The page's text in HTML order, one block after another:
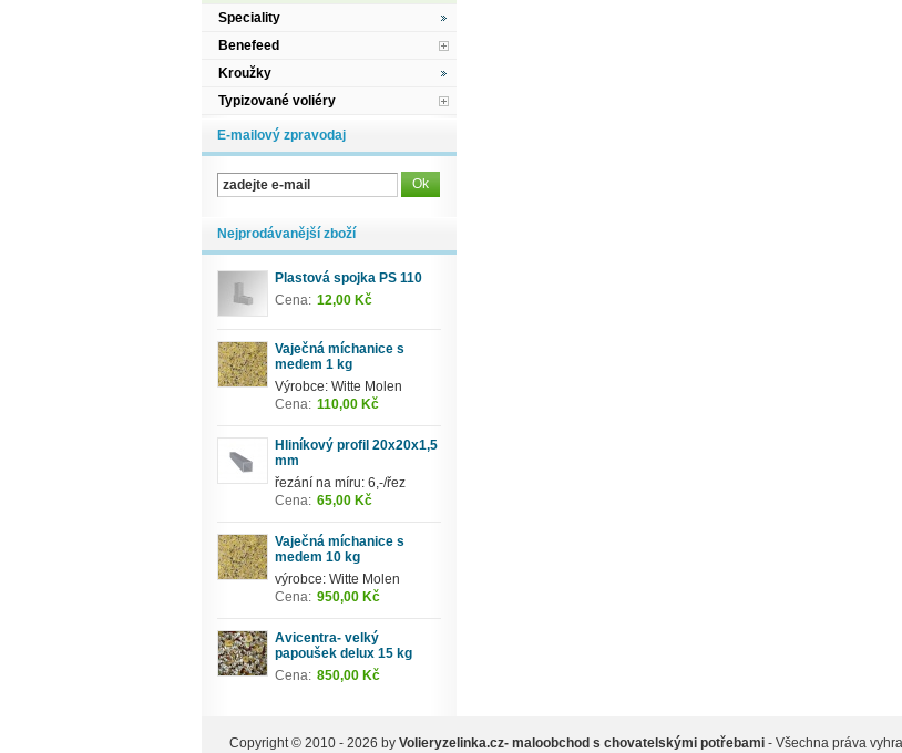
Speciality
Benefeed
Kroužky
Typizované voliéry
E-mailový zpravodaj
Nejprodávanější zboží
Plastová spojka PS 110
Cena: 12,00 Kč
Vaječná míchanice s
medem 1 kg
Výrobce: Witte Molen
Cena: 110,00 Kč
Hliníkový profil 20x20x1,5
mm
řezání na míru: 6,-/řez
Cena: 65,00 Kč
Vaječná míchanice s
medem 10 kg
výrobce: Witte Molen
Cena: 950,00 Kč
Avicentra- velký
papoušek delux 15 kg
Cena: 850,00 Kč
Copyright © 2010 - 2026 by Volieryzelinka.cz- maloobchod s chovatelskými potřebami - Všechna práva